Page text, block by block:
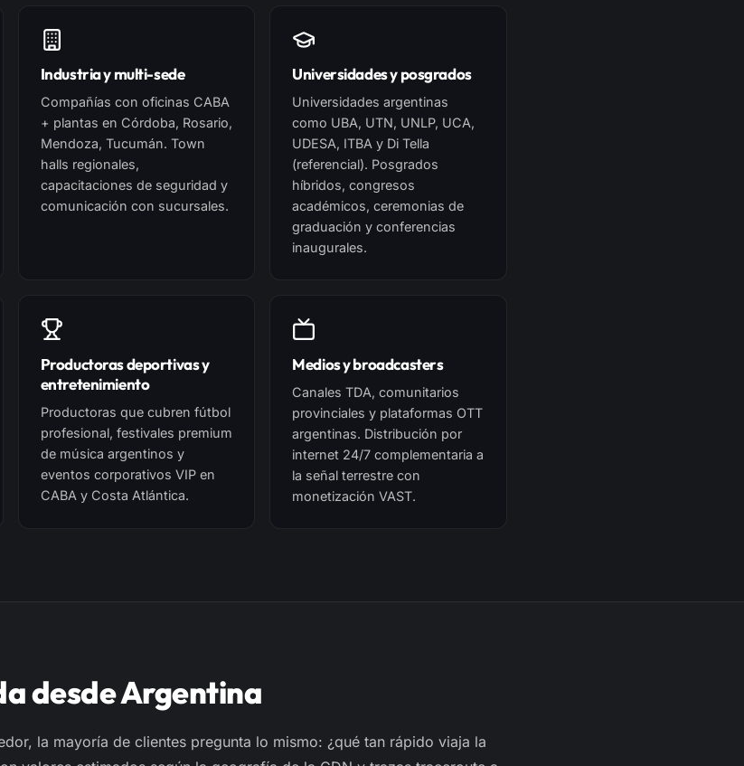
Industria y multi-sede
Compañías con oficinas CABA
+ plantas en Córdoba, Rosario,
Mendoza, Tucumán. Town
halls regionales,
capacitaciones de seguridad y
comunicación con sucursales.
Universidades y posgrados
Universidades argentinas
como UBA, UTN, UNLP, UCA,
UDESA, ITBA y Di Tella
(referencial). Posgrados
híbridos, congresos
académicos, ceremonias de
graduación y conferencias
inaugurales.
Productoras deportivas y
entretenimiento
Productoras que cubren fútbol
profesional, festivales premium
de música argentinos y
eventos corporativos VIP en
CABA y Costa Atlántica.
Medios y broadcasters
Canales TDA, comunitarios
provinciales y plataformas OTT
argentinas. Distribución por
internet 24/7 complementaria a
la señal terrestre con
monetización VAST.
desde Argentina
la mayoría de clientes pregunta lo mismo: ¿qué tan rápido viaja la